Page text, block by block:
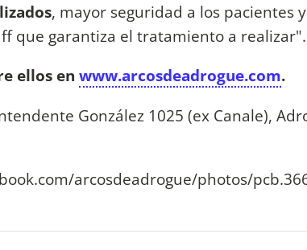
, mayor seguridad a los pacientes
que garantiza el tratamiento a realizar".
ellos en www.arcosdeadrogue.com.
González 1025 (ex Canale),
arcosdeadrogue/photos/